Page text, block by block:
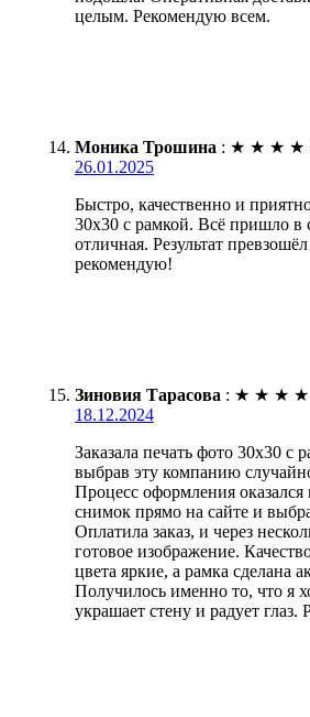
целым. Рекомендую всем.
Моника Трошина : ★ ★ ★ ★
26.01.2025
Быстро, качественно и
30х30 с рамкой. Всё пришло в
отличная. Результат
рекомендую!
Зиновия Тарасова : ★ ★ ★ ★
18.12.2024
Заказала печать фото 30х30 с
выбрав эту компанию
Процесс оформления оказался
снимок прямо на сайте и
Оплатила заказ, и через
готовое изображение.
цвета яркие, а рамка сделана
Получилось именно то, что я
украшает стену и радует глаз.